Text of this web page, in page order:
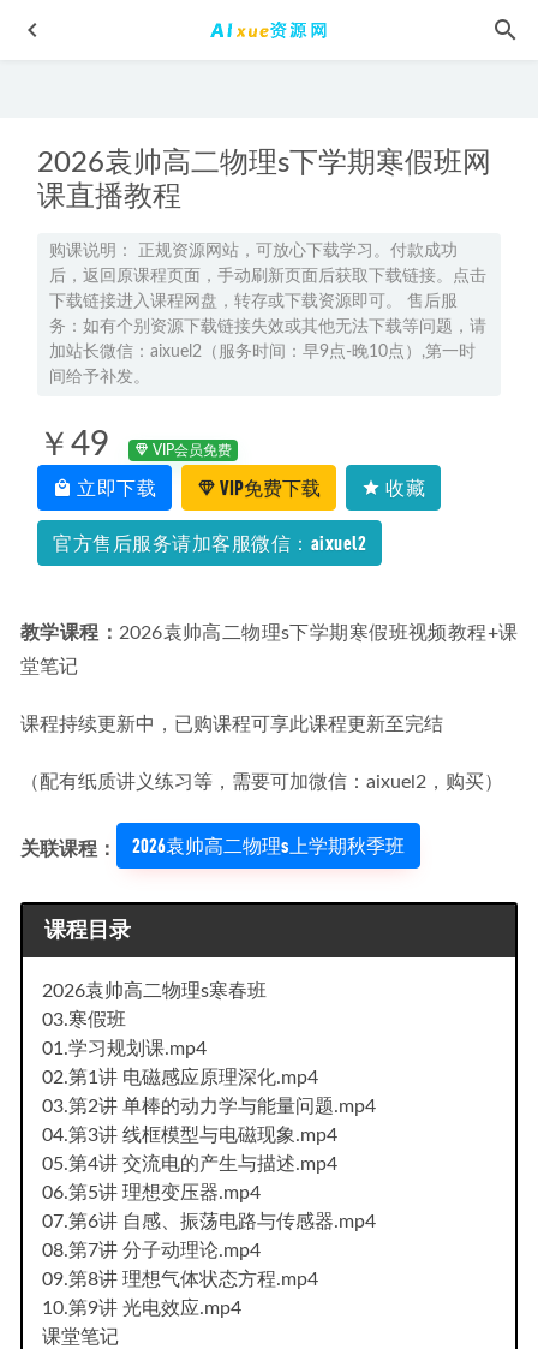
2026袁帅高二物理s下学期寒假班网
课直播教程
购课说明： 正规资源网站，可放心下载学习。付款成功
后，返回原课程页面，手动刷新页面后获取下载链接。点击
下载链接进入课程网盘，转存或下载资源即可。 售后服
务：如有个别资源下载链接失效或其他无法下载等问题，请
加站长微信：aixuel2（服务时间：早9点-晚10点）,第一时
间给予补发。
￥49 VIP会员免费
立即下载 VIP免费下载 收藏
官方售后服务请加客服微信：aixuel2
教学课程： 2026袁帅高二物理s下学期寒假班视频教程+课
堂笔记
课程持续更新中，已购课程可享此课程更新至完结
（配有纸质讲义练习等，需要可加微信：aixuel2，购买）
关联课程： 2026袁帅高二物理s上学期秋季班
课程目录
2026袁帅高二物理s寒春班
03.寒假班
01.学习规划课.mp4
02.第1讲 电磁感应原理深化.mp4
03.第2讲 单棒的动力学与能量问题.mp4
04.第3讲 线框模型与电磁现象.mp4
05.第4讲 交流电的产生与描述.mp4
06.第5讲 理想变压器.mp4
07.第6讲 自感、振荡电路与传感器.mp4
08.第7讲 分子动理论.mp4
09.第8讲 理想气体状态方程.mp4
10.第9讲 光电效应.mp4
课堂笔记
2025谭梦云高二数学a+暑假班网课教程 2024-08-04
【Windows系统激活】windows激活工具（全套）Windows office
一键激活工具（备用）,百度网盘资源打包下载 2021-10-17
2025关也高三历史上学期秋季班网课教程
《最强大脑》记忆教程，冠军教练亲授20堂超实用记忆术，
教你快速记住任何信息，百度网盘资源下载
2021-12-01